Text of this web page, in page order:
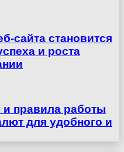
сайта становится
и роста
правила работы
для удобного и